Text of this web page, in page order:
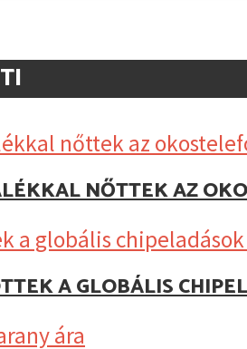
NŐTTEK AZ
A GLOBÁLIS